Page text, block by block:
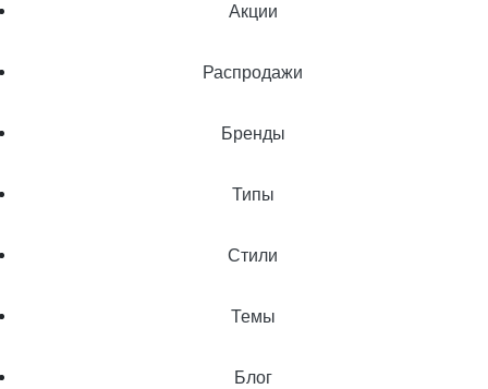
Акции
Распродажи
Бренды
Типы
Стили
Темы
Блог